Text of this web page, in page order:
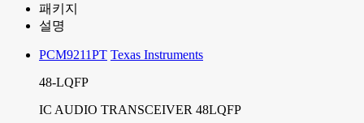
패키지
설명
PCM9211PT Texas Instruments
48-LQFP
IC AUDIO TRANSCEIVER 48LQFP